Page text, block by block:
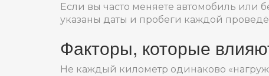
Если вы часто меняете автомобиль или
указаны даты и пробеги каждой
Факторы, которые
Не каждый километр одинаково